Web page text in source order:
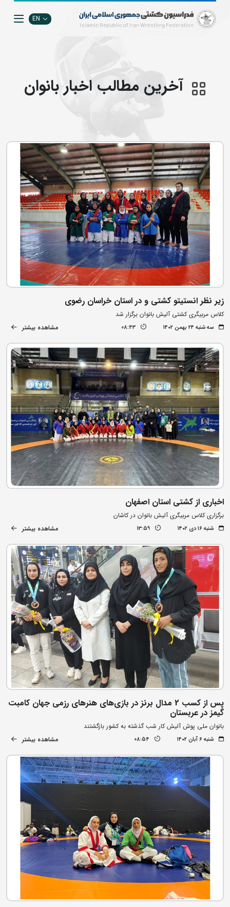
EN
آخرین مطالب اخبار بانوان
زیر نظر انستیتو کشتی و در استان خراسان رضوی
کلاس مربیگری کشتی آلیش بانوان برگزار شد
سه شنبه ۲۴ بهمن ۱۴۰۲ 08:43 مشاهده بیشتر
اخباری از کشتی استان اصفهان
برگزاری کلاس مربیگری آلیش بانوان در کاشان
شنبه ۱۶ دی ۱۴۰۲ 13:59 مشاهده بیشتر
پس از کسب 2 مدال برنز در بازی‌های هنرهای رزمی جهان کامبت
گیمز در عربستان
بانوان ملی پوش آلیش کار شب گذشته به کشور بازگشتند
شنبه ۶ آبان ۱۴۰۲ 08:54 مشاهده بیشتر